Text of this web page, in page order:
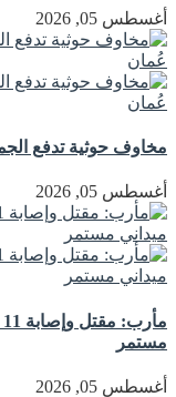
أغسطس 05, 2026
مخاوف حوثية تدفع
أغسطس 05, 2026
مستمر
أغسطس 05, 2026